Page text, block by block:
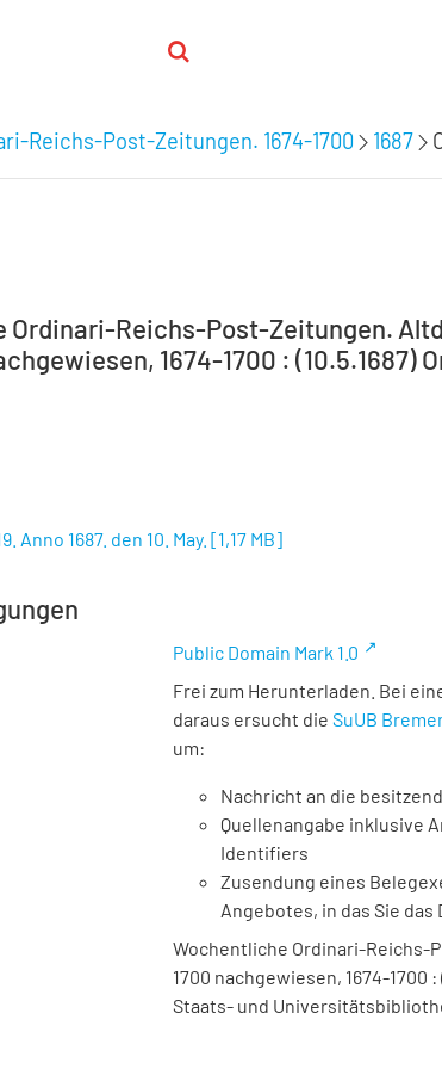
Reichs-Post-Zeitungen. 1674-1700 1687
Ordinari-Reichs-Post-Zeitungen.
1674-1700 : (10.5.1687)
Anno 1687. den 10. May. [1,17 MB]
Public Domain Mark 1.0
Frei zum Herunterladen. Bei
daraus ersucht die SuUB
um:
Nachricht an die
Quellenangabe inklusive
Identifiers
Zusendung eines
Angebotes, in das Sie
Wochentliche Ordinari-Reichs-
1700 nachgewiesen, 1674-1700 :
Staats- und